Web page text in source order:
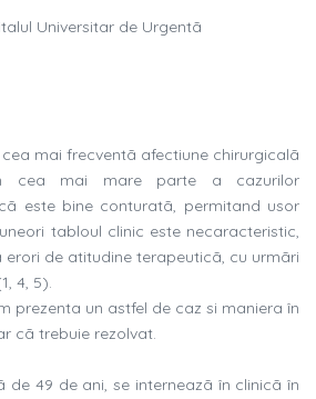
Universitar de Urgentã
mai frecventã afectiune chirurgicalã
cea mai mare parte a cazurilor
este bine conturatã, permitand usor
tabloul clinic este necaracteristic,
de atitudine terapeuticã, cu urmãri
4, 5).
prezenta un astfel de caz si maniera în
cã trebuie rezolvat.
de 49 de ani, se interneazã în clinicã în